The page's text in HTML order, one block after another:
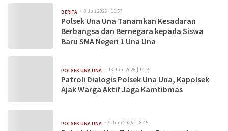
BERITA 8 Juli 2026 | 11:57
Polsek Una Una Tanamkan Kesadaran
Berbangsa dan Bernegara kepada Siswa
Baru SMA Negeri 1 Una Una
POLSEK UNA UNA 13 Juni 2026 | 14:19
Patroli Dialogis Polsek Una Una, Kapolsek
Ajak Warga Aktif Jaga Kamtibmas
POLSEK UNA UNA 9 Juni 2026 | 18:45